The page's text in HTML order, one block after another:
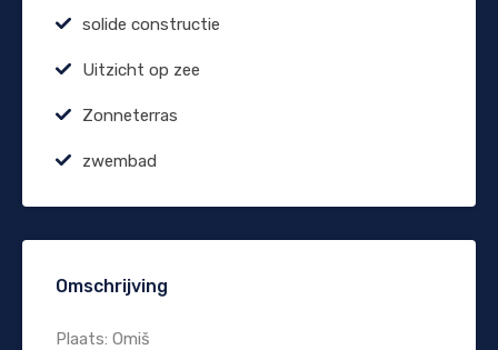
solide constructie
Uitzicht op zee
Zonneterras
zwembad
Omschrijving
Plaats: Omiš